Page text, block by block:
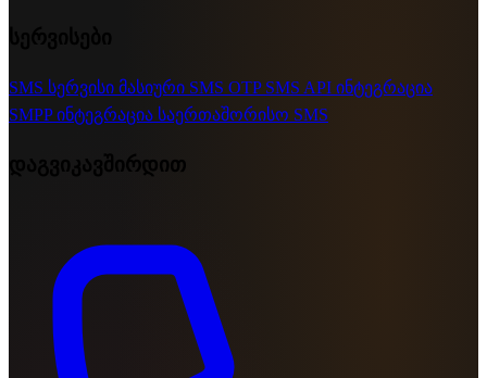
SMS სერვისი მასიური SMS OTP SMS API ინტეგრაცია
SMPP ინტეგრაცია საერთაშორისო SMS
დაგვიკავშირდით